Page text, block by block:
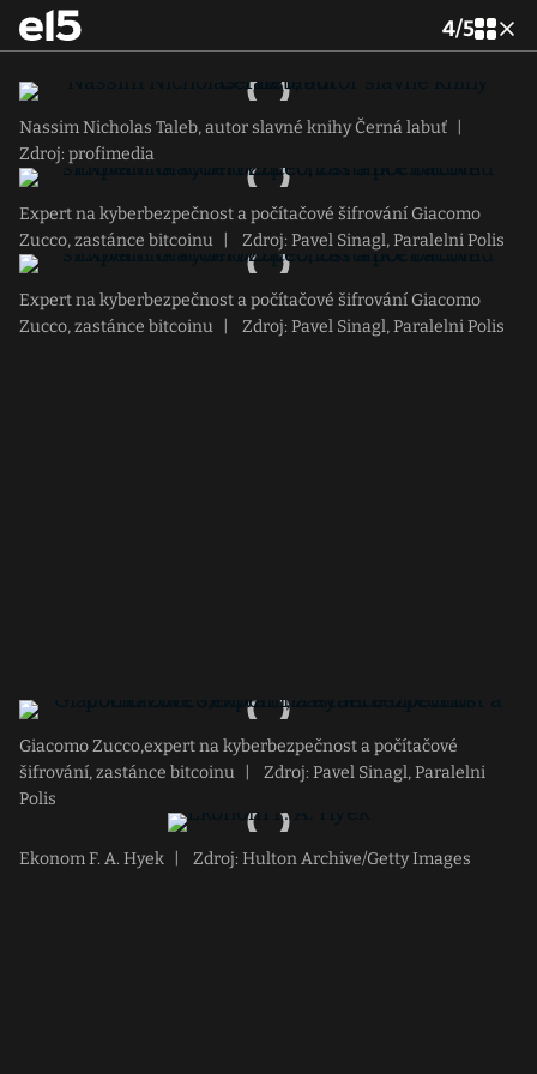
4/5
Nassim Nicholas Taleb, autor slavné knihy Černá labuť
Zdroj: profimedia
Expert na kyberbezpečnost a počítačové šifrování Giacomo
Zucco, zastánce bitcoinu
Zdroj: Pavel Sinagl, Paralelni Polis
Expert na kyberbezpečnost a počítačové šifrování Giacomo
Zucco, zastánce bitcoinu
Zdroj: Pavel Sinagl, Paralelni Polis
Giacomo Zucco,expert na kyberbezpečnost a počítačové
šifrování, zastánce bitcoinu
Zdroj: Pavel Sinagl, Paralelni
Polis
Ekonom F. A. Hyek Zdroj: Hulton Archive/Getty Images